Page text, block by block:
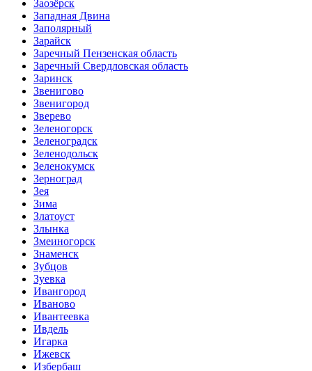
Заозёрск
Западная Двина
Заполярный
Зарайск
Заречный Пензенская область
Заречный Свердловская область
Заринск
Звенигово
Звенигород
Зверево
Зеленогорск
Зеленоградск
Зеленодольск
Зеленокумск
Зерноград
Зея
Зима
Златоуст
Злынка
Змеиногорск
Знаменск
Зубцов
Зуевка
Ивангород
Иваново
Ивантеевка
Ивдель
Игарка
Ижевск
Избербаш